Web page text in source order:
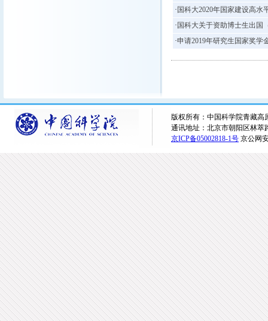
· 国科大2020年国家建设高
· 国科大关于资助博士生出国
·申请2019年研究生国家奖学
版权所有：中国科学院青藏高
通讯地址：北京市朝阳区林萃
京ICP备05002818-1号 京公网